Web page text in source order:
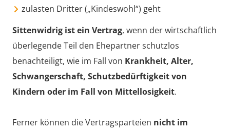
zulasten Dritter („Kindeswohl“) geht
Sittenwidrig ist ein Vertrag, wenn der wirtschaftlich
überlegende Teil den Ehepartner schutzlos
benachteiligt, wie im Fall von Krankheit, Alter,
Schwangerschaft, Schutzbedürftigkeit von
Kindern oder im Fall von Mittellosigkeit.
Ferner können die Vertragsparteien nicht im